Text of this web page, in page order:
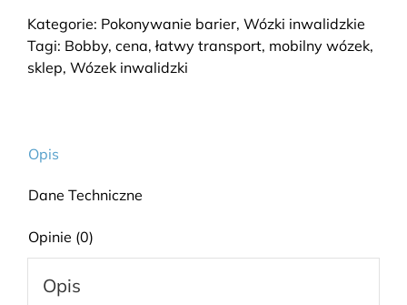
Kategorie: Pokonywanie barier, Wózki inwalidzkie
Tagi: Bobby, cena,łatwy transport, mobilny wózek,
sklep, Wózek inwalidzki
Opis
Dane Techniczne
Opinie (0)
Opis